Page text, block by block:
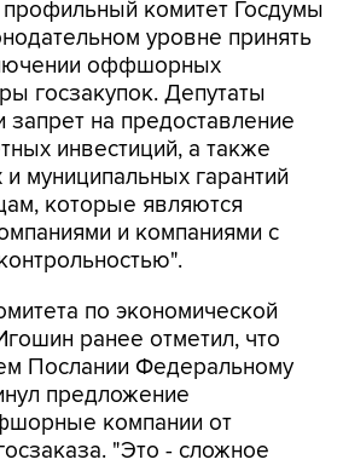
оффшорных
госзакупок. Депутаты
на предоставление
инвестиций, а также
и муниципальных гарантий
которые являются
и компаниями с
по экономической
Послании Федеральному
предложение
компании от
"Это - сложное
право на
депутат.